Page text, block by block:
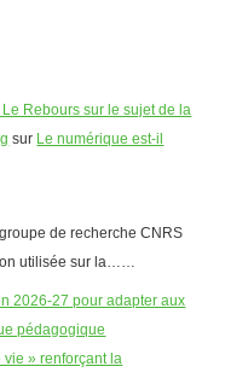
Rebours sur le sujet de la
sur Le numérique est-il
de recherche CNRS
utilisée sur la……
2026-27 pour adapter aux
pédagogique
vie » renforçant la